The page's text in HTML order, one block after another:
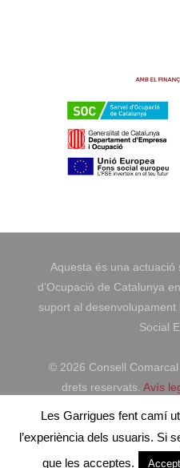
Aquesta és una actuació
d’Ocupació de Catalunya
suport al
Social
© 2026 Consell
drets reservats. Avís
Les Garrigues fent camí
l’experiència dels usuaris. Si
que les acceptes.